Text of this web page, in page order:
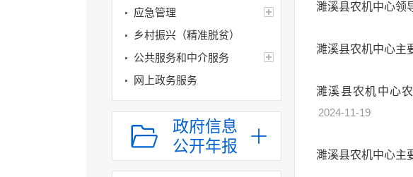
应急管理
乡村振兴（精准脱贫）
公共服务和中介服务
网上政务服务
招标采购
新闻发布
上级政策解读
本级政策解读
政府信息
公开年报
濉溪县农机中心领
濉溪县农机中心主
濉溪县农机中心
2024-11-19
濉溪县农机中心主